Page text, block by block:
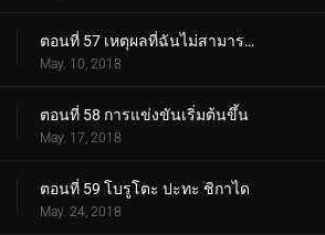
ตอนที่ 57 เหตุผลที่ฉันไม่สามารถสูญเสีย
May. 10, 2018
ตอนที่ 58 การแข่งขันเริ่มต้นขึ้น
May. 17, 2018
ตอนที่ 59 โบรูโตะ ปะทะ ชิกาได
May. 24, 2018